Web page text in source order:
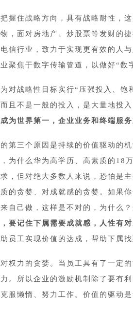
握住战略方向，具有战略耐性，
，面对房地产、炒股票等发财的
信行业，致力于实现更有效的人
聚焦于数字传输管道，以做好“数
对战略性目标实行“压强投入、
且不是一般的投入，是大量地投
为世界第一，企业业务和终端服
第三个原因是持续的价值驱动的
为什么华为高学历、高素质的18
，但对绝大多数人来说，恐怕是
的贪婪、对成就感的贪婪。如果
自己做，这样是不对的，为什么
要记住下属需要成就感，人性有对
员工实现价值的达成，帮助下属
权力的贪婪。当员工具有了一定
。所以企业的激励机制除了要有
服懒惰、努力工作。价值的驱动